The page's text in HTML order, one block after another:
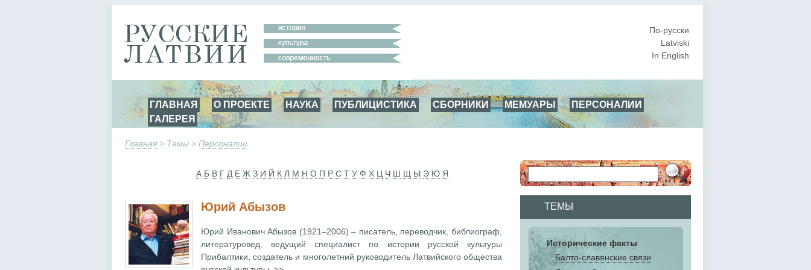
По-русски
Latviski
In English
ГЛАВНАЯ О ПРОЕКТЕ НАУКА ПУБЛИЦИСТИКА СБОРНИКИ МЕМУАРЫ
ПЕРСОНАЛИИ
ГАЛЕРЕЯ
Главная > Темы > Персоналии
ТЕМЫ
Исторические факты
Балто-славянские связи
А Б В Г Д Е Ж З И Й К Л М Н О П Р С Т У Ф Х Ц Ч Ш Щ Ы Э Ю Я
Юрий Абызов
Юрий Иванович Абызов (1921–2006) – писатель, переводчик, библиограф,
литературовед, ведущий специалист по истории русской культуры
Прибалтики, создатель и многолетний руководитель Латвийского общества